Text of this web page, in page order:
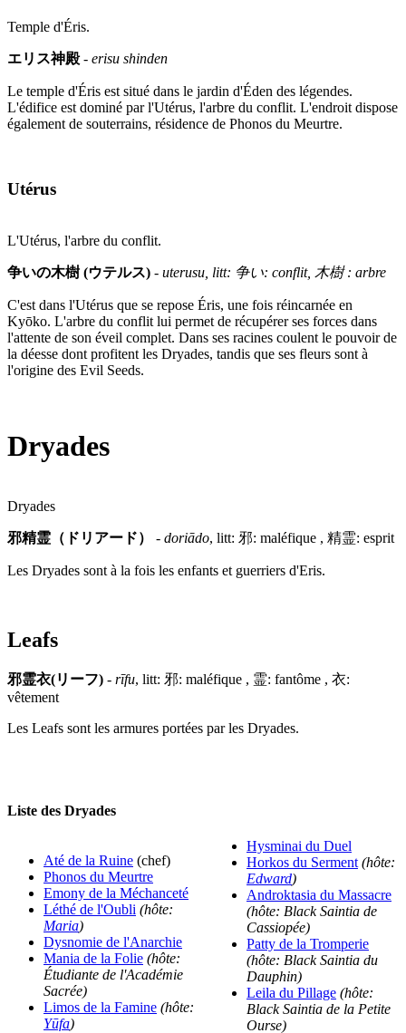
Temple d'Éris.
エリス神殿- erisu shinden
Le temple d'Éris est situé dans le jardin d'Éden des légendes.
L'édifice est dominé par l'Utérus, l'arbre du conflit. L'endroit dispose
également de souterrains, résidence de Phonos du Meurtre.
Utérus
L'Utérus, l'arbre du conflit.
争いの木樹 (ウテルス) - uterusu, litt: 争い: conflit, 木樹 : arbre
C'est dans l'Utérus que se repose Éris, une fois réincarnée en
Kyōko. L'arbre du conflit lui permet de récupérer ses forces dans
l'attente de son éveil complet. Dans ses racines coulent le pouvoir de
la déesse dont profitent les Dryades, tandis que ses fleurs sont à
l'origine des Evil Seeds.
Dryades
Dryades
邪精霊（ドリアード） - doriādo, litt: 邪: maléfique , 精霊: esprit
Les Dryades sont à la fois les enfants et guerriers d'Eris.
Leafs
邪霊衣(リーフ) - rīfu, litt: 邪: maléfique , 霊: fantôme , 衣:
vêtement
Les Leafs sont les armures portées par les Dryades.
Liste des Dryades
Até de la Ruine (chef)
Phonos du Meurtre
Emony de la Méchanceté
Léthé de l'Oubli (hôte:
Maria)
Dysnomie de l'Anarchie
Mania de la Folie (hôte:
Étudiante de l'Académie
Sacrée)
Limos de la Famine (hôte:
Yūfa)
Hysminai du Duel
Horkos du Serment (hôte:
Edward)
Androktasia du Massacre
(hôte: Black Saintia de
Cassiopée)
Patty de la Tromperie
(hôte: Black Saintia du
Dauphin)
Leila du Pillage (hôte:
Black Saintia de la Petite
Ourse)